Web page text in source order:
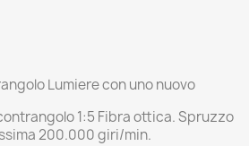
Lumiere con uno nuovo
1:5 Fibra ottica. Spruzzo
200.000 giri/min.